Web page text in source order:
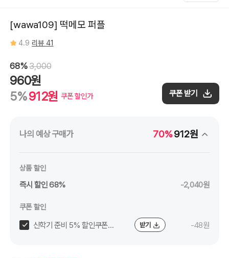
[wawa109] 떡메모 퍼플
4.9 리뷰 41
68%3,000
960원
5%912원 쿠폰 할인가 쿠폰 받기
나의 예상 구매가 70%912원
상품 할인
즉시 할인 68% -2,040원
쿠폰 할인
신학기 준비 5% 할인쿠폰
받기 -48원